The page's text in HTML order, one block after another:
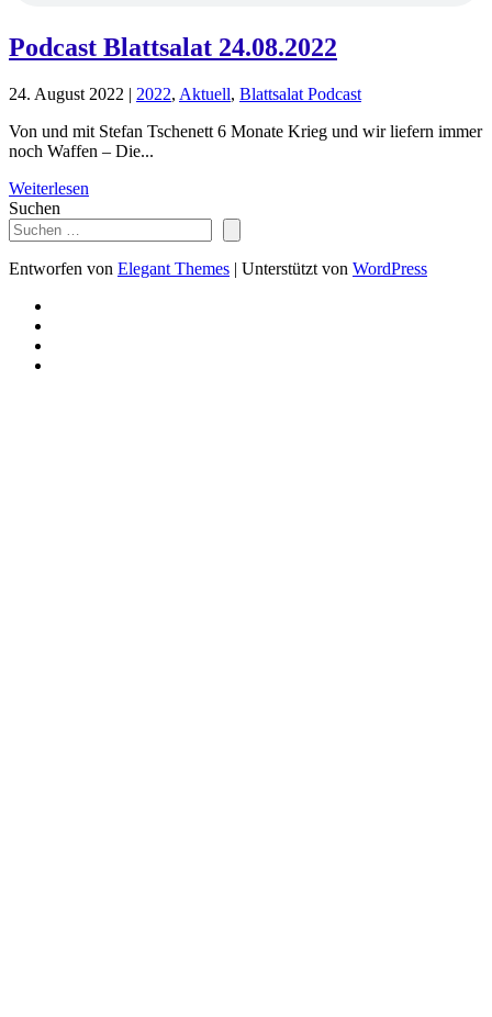
Podcast Blattsalat 24.08.2022
24. August 2022 | 2022, Aktuell, Blattsalat Podcast
Von und mit Stefan Tschenett 6 Monate Krieg und wir liefern immer
noch Waffen – Die...
Weiterlesen
Suchen
Entworfen von Elegant Themes | Unterstützt von WordPress